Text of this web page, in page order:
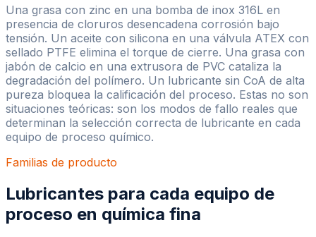
Una grasa con zinc en una bomba de inox 316L en
presencia de cloruros desencadena corrosión bajo
tensión. Un aceite con silicona en una válvula ATEX con
sellado PTFE elimina el torque de cierre. Una grasa con
jabón de calcio en una extrusora de PVC cataliza la
degradación del polímero. Un lubricante sin CoA de alta
pureza bloquea la calificación del proceso. Estas no son
situaciones teóricas: son los modos de fallo reales que
determinan la selección correcta de lubricante en cada
equipo de proceso químico.
Familias de producto
Lubricantes para cada equipo de
proceso en química fina